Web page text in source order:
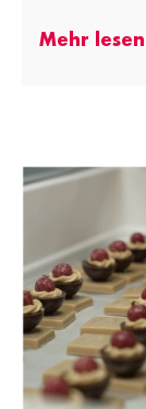
Mehr lesen